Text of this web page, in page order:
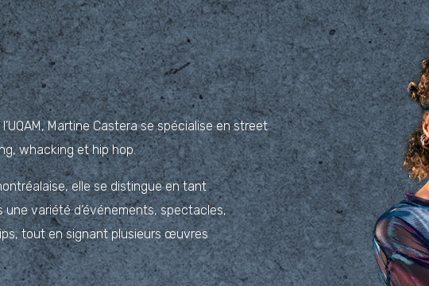
Martine Castera se spécialise en street
whacking et hip hop.
elle se distingue en tant
variété d’événements, spectacles,
tout en signant plusieurs œuvres